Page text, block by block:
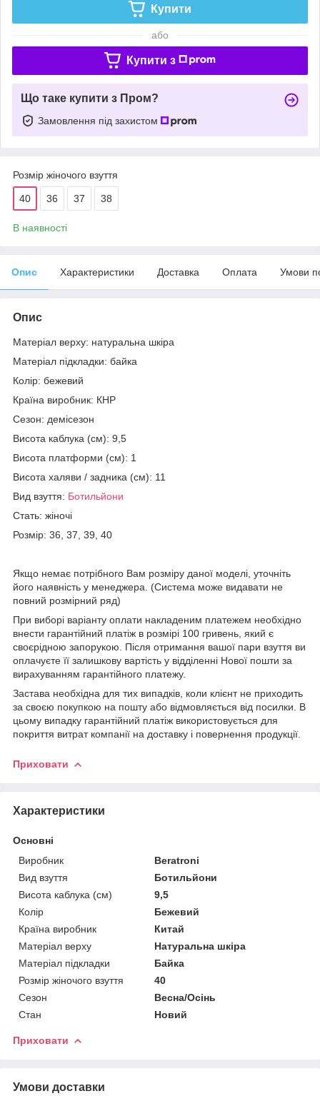
Купити
або
Купити з
Що таке купити з Пром?
Замовлення під захистом
Розмір жіночого взуття
40 36 37 38
В наявності
Опис Характеристики Доставка Оплата Умови
Опис
Матеріал верху: натуральна шкіра
Матеріал підкладки: байка
Колір: бежевий
Країна виробник: КНР
Сезон: демісезон
Висота каблука (см): 9,5
Висота платформи (см): 1
Висота халяви / задника (см): 11
Вид взуття: Ботильйони
Стать: жіночі
Розмір: 36, 37, 39, 40
Якщо немає потрібного Вам розміру даної моделі, уточніть
його наявність у менеджера. (Система може видавати не
повний розмірний ряд)
При виборі варіанту оплати накладеним платежем необхідно
внести гарантійний платіж в розмірі 100 гривень, який є
своєрідною запорукою. Після отримання вашої пари взуття ви
оплачуєте її залишкову вартість у відділенні Нової пошти за
вирахуванням гарантійного платежу.
Застава необхідна для тих випадків, коли клієнт не приходить
за своєю покупкою на пошту або відмовляється від посилки. В
цьому випадку гарантійний платіж використовується для
покриття витрат компанії на доставку і повернення продукції.
Приховати
Характеристики
Основні
Виробник
Beratroni
Вид взуття
Ботильйони
Висота каблука (см)
9,5
Колір
Бежевий
Країна виробник
Китай
Матеріал верху
Натуральна шкіра
Матеріал підкладки
Байка
Розмір жіночого взуття
40
Сезон
Весна/Осінь
Стан
Новий
Приховати
Умови доставки